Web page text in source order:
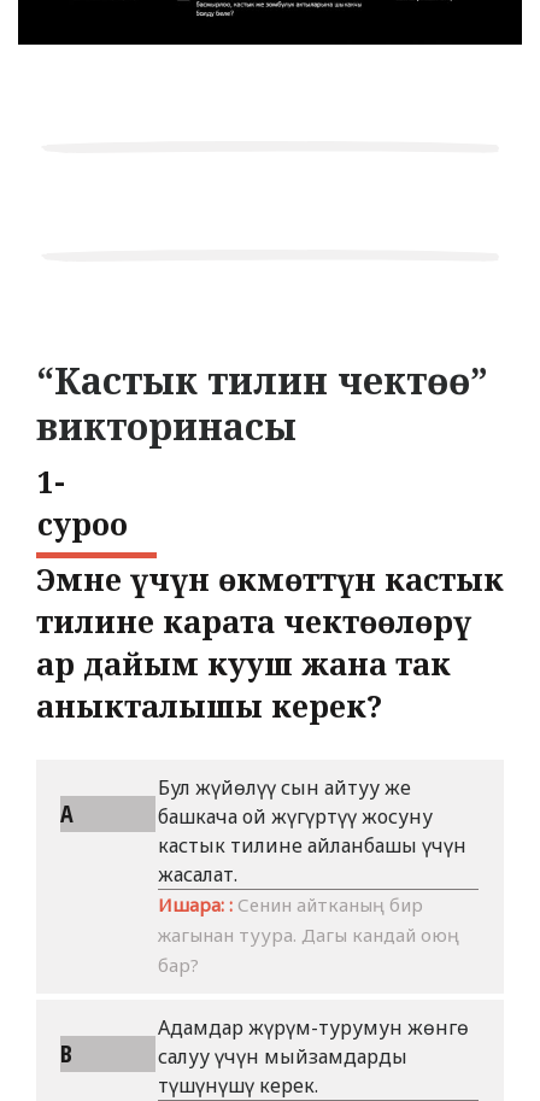
“Кастык тилин чектөө”
викторинасы
1-
cуроо
Эмне үчүн өкмөттүн кастык
тилине карата чектөөлөрү
ар дайым кууш жана так
аныкталышы керек?
A
Бул жүйөлүү сын айтуу же
башкача ой жүгүртүү жосуну
кастык тилине айланбашы үчүн
жасалат.
Ишара: : Сенин айтканың бир
жагынан туура. Дагы кандай оюң
бар?
B
Адамдар жүрүм-турумун жөнгө
салуу үчүн мыйзамдарды
түшүнүшү керек.